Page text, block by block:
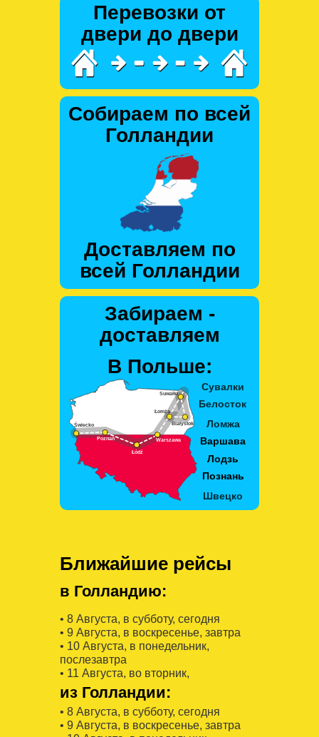
Перевозки от
двери до двери
Собираем по всей
Голландии
Доставляем по
всей Голландии
Забираем -
доставляем
В Польше:
Ближайшие рейсы
в Голландию:
• 8 Августa, в субботу, сегодня
• 9 Августa, в воскресенье, завтра
• 10 Августa, в понедельник,
послезавтра
• 11 Августa, во вторник,
из Голландии:
• 8 Августa, в субботу, сегодня
• 9 Августa, в воскресенье, завтра